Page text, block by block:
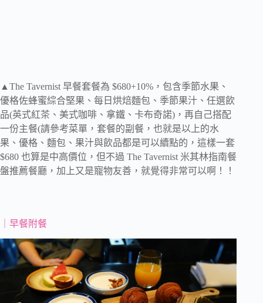
▲The Tavernist 早餐套餐為 $680+10%，包含季節水果、
優格佐蜂蜜綜合堅果、每日烘焙麵包、季節果汁、任選飲
品(英式紅茶、美式咖啡、拿鐵、卡布奇諾)，再自己搭配
一份主餐(請參考菜單，套餐的副餐，也就是以上的水
果、優格、麵包、果汁與飲品都是可以續點的，這樣一套
$680 也算是中高價位，但不過 The Tavernist 米其林指南餐
盤推薦餐廳，加上又是寵物友善，就覺得非常可以啊！！
｜早餐附餐